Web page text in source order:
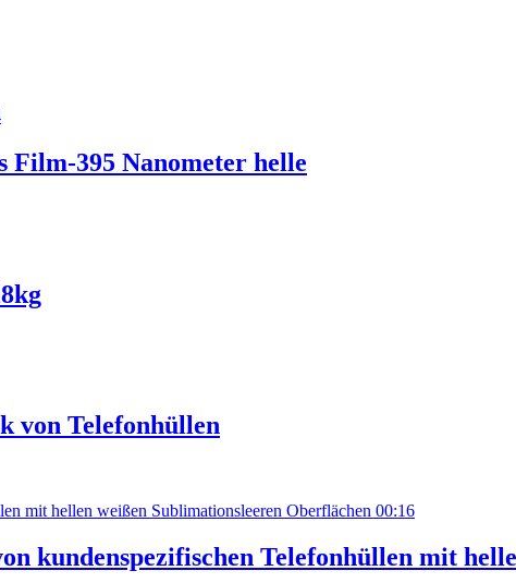
Film-395 Nanometer helle
von Telefonhüllen
00:16
kundenspezifischen Telefonhüllen mit